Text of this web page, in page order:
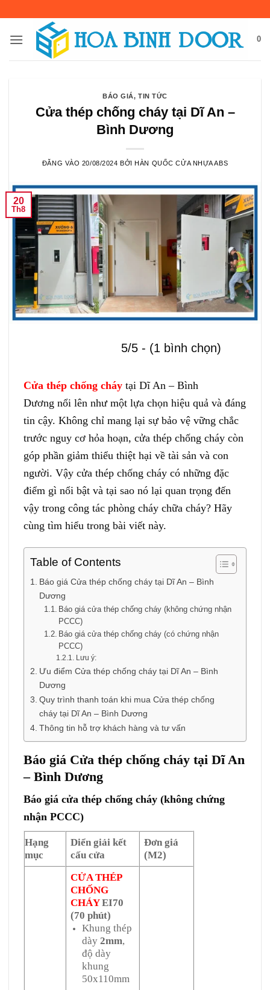
nội
0
BÁO GIÁ,TIN TỨC
Cửa thép chống cháy tại Dĩ An –
Bình Dương
ĐĂNG VÀO 20/08/2024 BỞIHÀN QUỐC CỬA NHỰA ABS
20
Th8
5/5 - (1 bình chọn)
Cửa thép chống cháy tại Dĩ An – Bình
Dương nổi lên như một lựa chọn hiệu quả và đáng
tin cậy. Không chỉ mang lại sự bảo vệ vững chắc
trước nguy cơ hỏa hoạn, cửa thép chống cháy còn
góp phần giảm thiểu thiệt hại về tài sản và con
người. Vậy cửa thép chống cháy có những đặc
điểm gì nổi bật và tại sao nó lại quan trọng đến
vậy trong công tác phòng cháy chữa cháy? Hãy
cùng tìm hiểu trong bài viết này.
Table of Contents
Báo giá Cửa thép chống cháy tại Dĩ An – Bình
Dương
Báo giá cửa thép chống cháy (không chứng nhận
PCCC)
Báo giá cửa thép chống cháy (có chứng nhận
PCCC)
Lưu ý:
Ưu điểm Cửa thép chống cháy tại Dĩ An – Bình
Dương
Quy trình thanh toán khi mua Cửa thép chống
cháy tại Dĩ An – Bình Dương
Thông tin hỗ trợ khách hàng và tư vấn
Báo giá Cửa thép chống cháy tại Dĩ An
– Bình Dương
Báo giá cửa thép chống cháy (không chứng
nhận PCCC)
Hạng
mục
Diển giải kết
cấu cửa
Đơn giá
(M2)
CỬA THÉP
CHỐNG
CHÁYEI70
(70 phút)
Khung thép
dày 2mm,
độ dày
khung
50x110mm